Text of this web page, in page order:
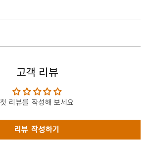
고객 리뷰
첫 리뷰를 작성해 보세요
리뷰 작성하기